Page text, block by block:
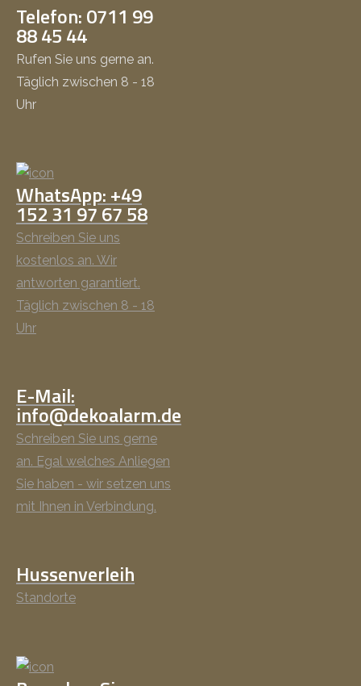
Telefon: 0711 99
88 45 44
Rufen Sie uns gerne an.
Täglich zwischen 8 - 18
Uhr
WhatsApp: +49
152 31 97 67 58
Schreiben Sie uns
kostenlos an. Wir
antworten garantiert.
Täglich zwischen 8 - 18
Uhr
E-Mail:
info@dekoalarm.de
Schreiben Sie uns gerne
an. Egal welches Anliegen
Sie haben - wir setzen uns
mit Ihnen in Verbindung.
Hussenverleih
Standorte